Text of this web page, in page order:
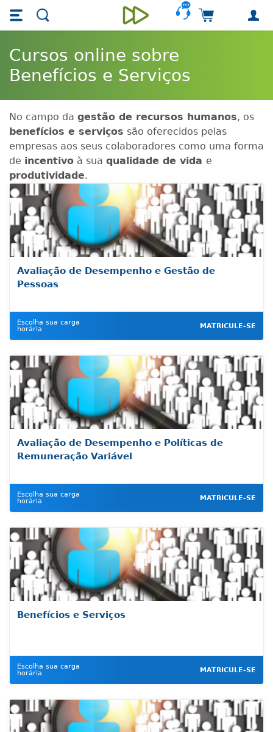
Skip main navigation
Skip to main content
Unieducar
Carrinho de
Cursos online sobre
Benefícios e Serviços
No campo da gestão de recursos humanos, os
benefícios e serviços são oferecidos pelas
empresas aos seus colaboradores como uma forma
de incentivo à sua qualidade de vida e
produtividade.
Avaliação de Desempenho e Gestão de
Pessoas
Escolha sua carga
horária
MATRICULE-SE
Avaliação de Desempenho e Políticas de
Remuneração Variável
Escolha sua carga
horária
MATRICULE-SE
Benefícios e Serviços
Escolha sua carga
horária
MATRICULE-SE